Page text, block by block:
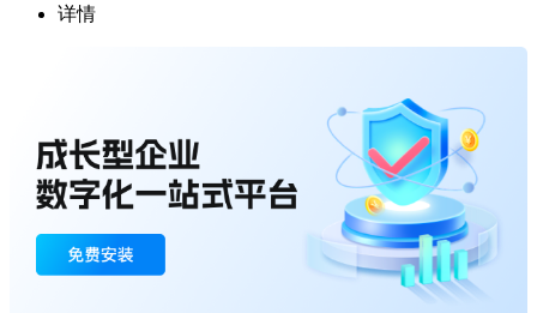
详情